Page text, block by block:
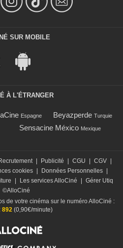
SUR MOBILE
À L'ÉTRANGER
Espagne Beyazperde Turquie
Sensacine México Mexique
| Publicité | CGU | CGV |
cookies | Données Personnelles |
| Les services AlloCiné | Gérer Utiq
©AlloCiné
de votre cinéma sur le numéro AlloCiné :
892 (0,90€/minute)